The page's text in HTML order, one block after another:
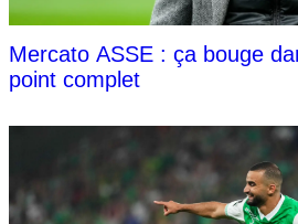
Mercato ASSE : ça bouge
point complet